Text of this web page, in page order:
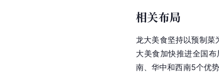
相关布局
龙大美食坚持以预制菜
大美食加快推进全国
南、华中和西南5个优势